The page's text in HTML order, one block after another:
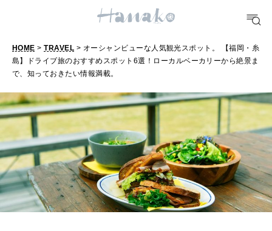
どこ行く？
FORTUNE
[12星座別] Weekly Holoscope
[12星座別] Monthly Love Holoscope
女神まり愛のタロットメッセージ
算命学がわかる今月のあなた
HEALTH
自分にやさしく
LEARN
知る、考える
HOME >TRAVEL > オーシャンビューな人気観光スポット。 【福岡・糸
島】ドライブ旅のおすすめスポット6選！ローカルベーカリーから絶景ま
で、知っておきたい情報満載。